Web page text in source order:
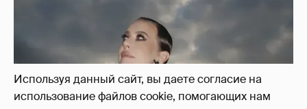
Используя данный сайт, вы даете согласие на
использование файлов cookie, помогающих нам